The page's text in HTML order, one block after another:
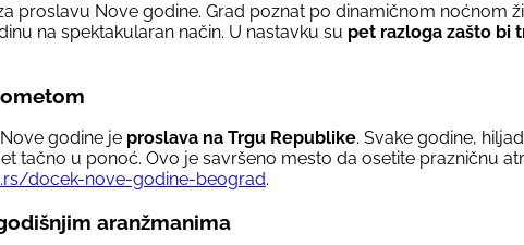
proslavu Nove godine. Grad poznat po dinamičnom noćnom
na spektakularan način. U nastavku su pet razloga zašto bi
godine je proslava na Trgu Republike. Svake godine,
tačno u ponoć. Ovo je savršeno mesto da osetite prazničnu
docek-nove-godine-beograd.
aranžmanima